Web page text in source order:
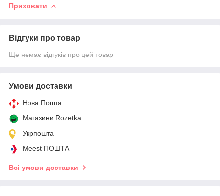
Приховати
Відгуки про товар
Ще немає відгуків про цей товар
Умови доставки
Нова Пошта
Магазини Rozetka
Укрпошта
Meest ПОШТА
Всі умови доставки